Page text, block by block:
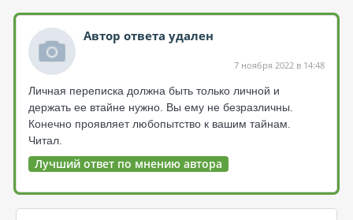
Автор ответа удален
7 ноября 2022 в 14:48
Личная переписка должна быть только личной и
держать ее втайне нужно. Вы ему не безразличны.
Конечно проявляет любопытство к вашим тайнам.
Читал.
Лучший ответ по мнению автора